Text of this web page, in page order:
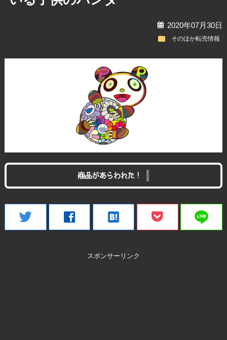
calendar2020年07月30日
folder そのほか転売情報
商品があらわれた！
twitter facebook hatenabookmark line
スポンサーリンク